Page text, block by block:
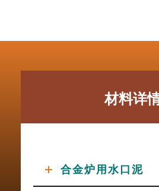
材料详
合金炉用水口泥